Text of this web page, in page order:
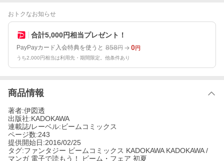
おトクなお知らせ
合計5,000円相当プレゼント！
PayPayカード入会特典を使うと 858円 0円
うち2,000円相当は利用先・期間限定。他条件あり
商品情報
著者:伊図透
出版社:KADOKAWA
連載誌/レーベル:ビームコミックス
ページ数:243
提供開始日:2016/02/25
タグ:ファンタジー ビームコミックス KADOKAWA KADOKAWA /
マンガ 電子で読もう！ ビーム・フェア 初夏